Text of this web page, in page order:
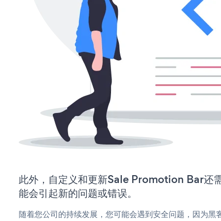
此外，自定义和更新Sale Promotion Bar还
能会引起新的问题或错误。
随着您公司的持续发展，您可能会遇到安全问题，因为黑